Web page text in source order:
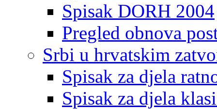
Spisak DORH 2004
Pregled obnova
Srbi u hrvatskim
Spisak za djela
Spisak za djela